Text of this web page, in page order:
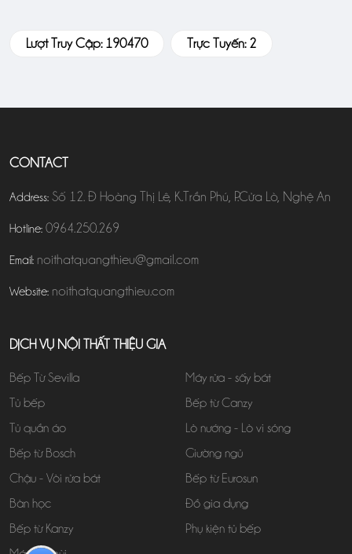
Lượt Truy Cập: 190470 Trực Tuyến: 2
CONTACT
Address: Số 12. Đ Hoàng Thị Lê, K.Trần Phú, P.Cửa Lò, Nghệ An
Hotline: 0964.250.269
Email: noithatquangthieu@gmail.com
Website: noithatquangthieu.com
DỊCH VỤ NỘI THẤT THIỆU GIA
Bếp Từ Sevilla
Máy rửa - sấy bát
Tủ bếp
Bếp từ Canzy
Tủ quần áo
Lò nướng - Lò vi sóng
Bếp từ Bosch
Giường ngủ
Chậu - Vòi rửa bát
Bếp từ Eurosun
Bàn học
Đồ gia dụng
Bếp từ Kanzy
Phụ kiện tủ bếp